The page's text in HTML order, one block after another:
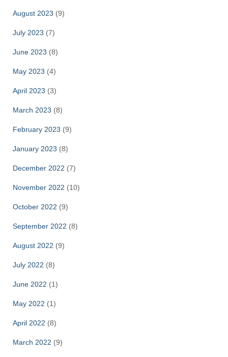
August 2023 (9)
July 2023 (7)
June 2023 (8)
May 2023 (4)
April 2023 (3)
March 2023 (8)
February 2023 (9)
January 2023 (8)
December 2022 (7)
November 2022 (10)
October 2022 (9)
September 2022 (8)
August 2022 (9)
July 2022 (8)
June 2022 (1)
May 2022 (1)
April 2022 (8)
March 2022 (9)